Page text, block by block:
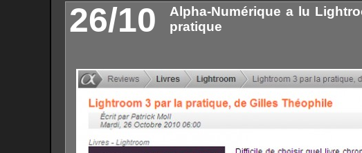
26/10
Alpha-Numérique a lu
pratique